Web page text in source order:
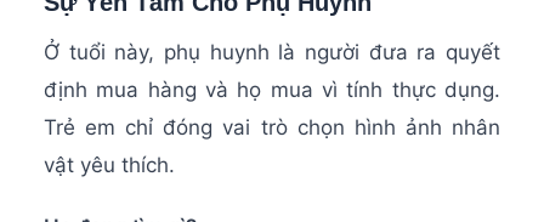
Ở tuổi này, phụ huynh là người đưa ra quyết
định mua hàng và họ mua vì tính thực dụng.
Trẻ em chỉ đóng vai trò chọn hình ảnh nhân
vật yêu thích.